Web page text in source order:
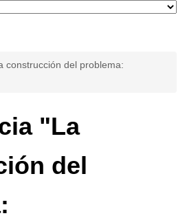
aquí
construcción del problema:
"La
del